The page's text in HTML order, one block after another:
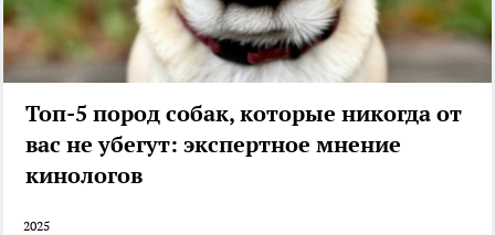
Топ-5 пород собак, которые никогда от
вас не убегут: экспертное мнение
кинологов
2025